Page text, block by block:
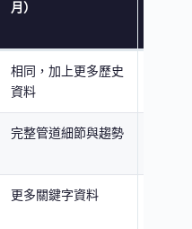
月）
相同，加上更多歷史
資料
完整管道細節與趨勢
更多關鍵字資料